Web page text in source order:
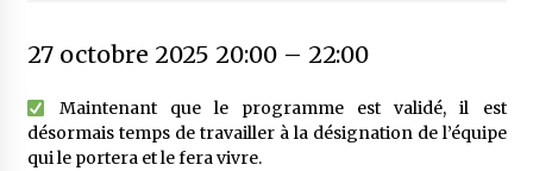
27 octobre 2025 20:00– 22:00
Maintenant que le programme est validé, il est
désormais temps de travailler à la désignation de l’équipe
qui le portera et le fera vivre.